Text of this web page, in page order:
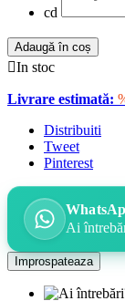
cd
Adaugă în coș
In stoc
Livrare estimată:
Distribuiti
Tweet
Pinterest
Ai